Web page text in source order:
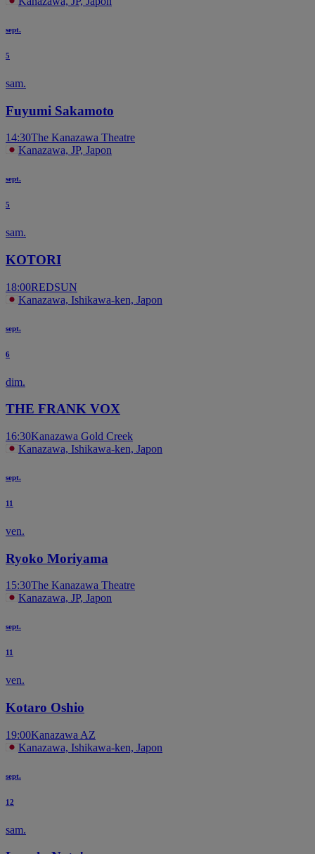
sept.
5
sam.
Fuyumi Sakamoto
14:30The Kanazawa Theatre
Kanazawa, JP, Japon
sept.
5
sam.
KOTORI
18:00REDSUN
Kanazawa, Ishikawa-ken, Japon
sept.
6
dim.
THE FRANK VOX
16:30Kanazawa Gold Creek
Kanazawa, Ishikawa-ken, Japon
sept.
11
ven.
Ryoko Moriyama
15:30The Kanazawa Theatre
Kanazawa, JP, Japon
sept.
11
ven.
Kotaro Oshio
19:00Kanazawa AZ
Kanazawa, Ishikawa-ken, Japon
sept.
12
sam.